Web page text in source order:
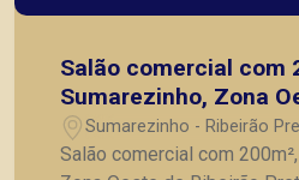
Salão comercial com
Sumarezinho, Zona
Preto/SP.
Sumarezinho - Ribeirão
Salão comercial com